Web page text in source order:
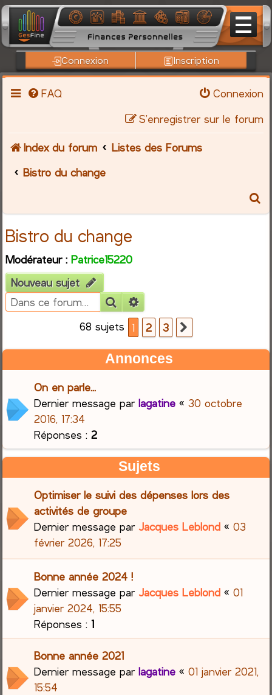
Connexion Inscription
FAQ
Connexion
S’enregistrer sur le forum
Index du forum
Listes des Forums
Bistro du change
c
h
Bistro du change
Modérateur : Patrice15220
Nouveau sujet
Rechercher
68 sujets
1 2 3
Annonces
On en parle...
Dernier message parlagatine «30 octobre
2016, 17:34
Réponses :2
Sujets
Optimiser le suivi des dépenses lors des
activités de groupe
Dernier message parJacques Leblond «03
février 2026, 17:25
Bonne année 2024 !
Dernier message parJacques Leblond «01
janvier 2024, 15:55
Réponses :1
Bonne année 2021
Dernier message parlagatine «01 janvier 2021,
15:54